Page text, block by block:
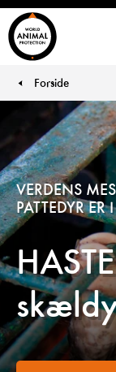
Forside
VERDENS
PATTEDYR ER